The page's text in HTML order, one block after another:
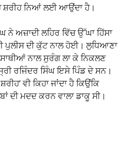
ਸ਼ਰੀਹ ਨਿਆਂ ਲਈ ਆਉਂਦਾ ਹੈ।
ਨੇ ਅਜ਼ਾਦੀ ਲਹਿਰ ਵਿੱਚ ਉੱਘਾ ਹਿੱਸਾ
ਪੁਲੀਸ ਦੀ ਕੁੱਟ ਨਾਲ ਹੋਈ। ਲੁਧਿਆਣਾ
ਨਾਲ ਸੁਰੰਗ ਲਾ ਕੇ ਨਿਕਲਣ
ਰਜਿੰਦਰ ਸਿੰਘ ਇਸੇ ਪਿੰਡ ਦੇ ਸਨ।
ਵੀ ਕਿਹਾ ਜਾਂਦਾ ਹੈ ਕਿਉਂਕਿ
ਦੀ ਮਦਦ ਕਰਨ ਵਾਲਾ ਡਾਕੂ ਸੀ।